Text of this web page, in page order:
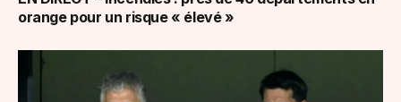
orange pour un risque « élevé »